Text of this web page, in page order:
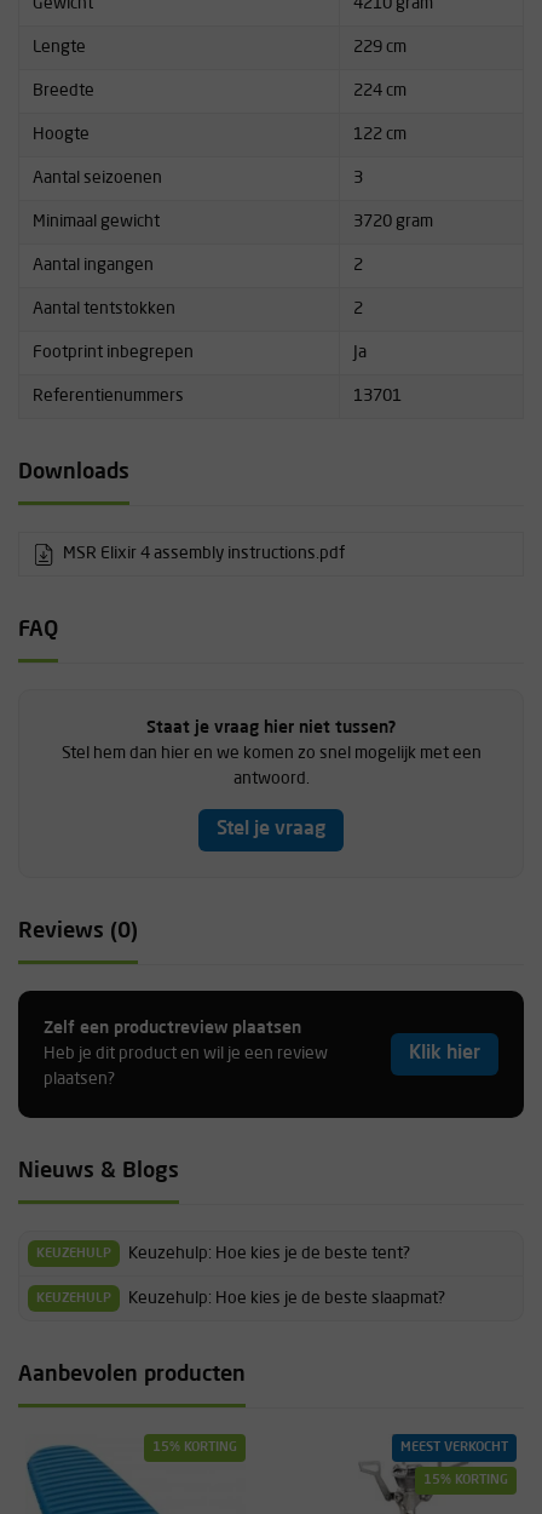
Bodemmateriaal: 75D taffeta polyester, 3000 mm polyether
Meegeleverd: binnentent, buitentent, footprint, stokken,
Materialen: nylon, polyester, aluminium
Gewicht 4210 gram
Lengte 229 cm
Breedte 224 cm
Hoogte 122 cm
Aantal seizoenen 3
Minimaal gewicht 3720 gram
Aantal ingangen 2
Aantal tentstokken 2
Footprint inbegrepen Ja
Referentienummers 13701
Downloads
MSR Elixir 4 assembly instructions.pdf
FAQ
Staat je vraag hier niet tussen?
Stel hem dan hier en we komen zo snel mogelijk met een
antwoord.
Stel je vraag
Reviews (0)
Zelf een productreview plaatsen
Heb je dit product en wil je een review
plaatsen?
Klik hier
Nieuws & Blogs
KEUZEHULP Keuzehulp: Hoe kies je de beste tent?
KEUZEHULP Keuzehulp: Hoe kies je de beste slaapmat?
Aanbevolen producten
15% KORTING MEEST VERKOCHT
15% KORTING